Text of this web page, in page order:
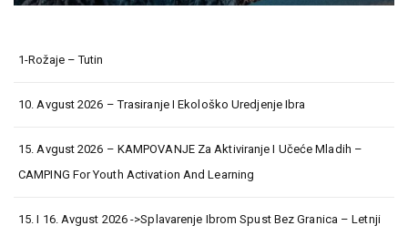
1-Rožaje – Tutin
10. Avgust 2026 – Trasiranje I Ekološko Uredjenje Ibra
15. Avgust 2026 – KAMPOVANJE Za Aktiviranje I Učeće Mladih –
CAMPING For Youth Activation And Learning
15. I 16. Avgust 2026 ->Splavarenje Ibrom Spust Bez Granica – Letnji